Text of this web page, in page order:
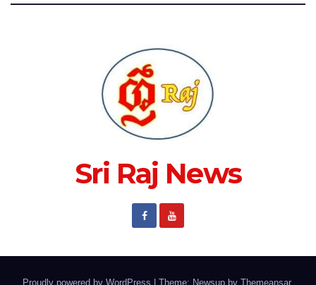
Sri Raj News
Proudly powered by WordPress Theme: Newsup by Themeansar.